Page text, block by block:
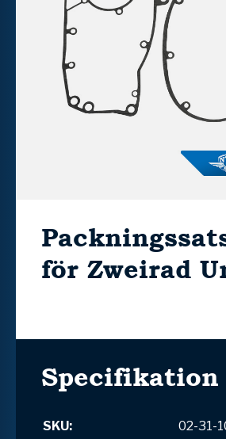
för Zweirad
Specifikation
SKU:
02-31-